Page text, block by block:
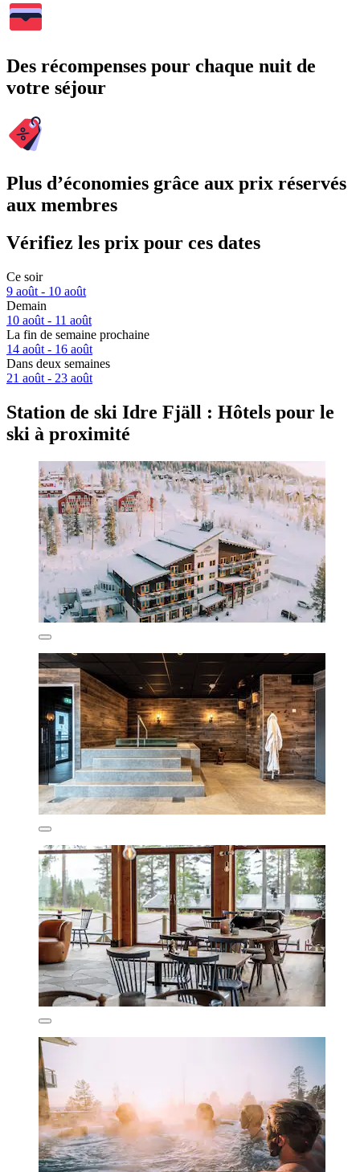
Des récompenses pour chaque nuit de
votre séjour
Plus d’économies grâce aux prix réservés
aux membres
Vérifiez les prix pour ces dates
Ce soir
9 août - 10 août
Demain
10 août - 11 août
La fin de semaine prochaine
14 août - 16 août
Dans deux semaines
21 août - 23 août
Station de ski Idre Fjäll : Hôtels pour le
ski à proximité